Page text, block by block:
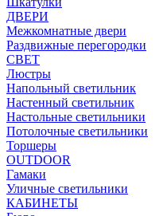
ДВЕРИ
Межкомнатные двери
Раздвижные перегородки
СВЕТ
Люстры
Напольный светильник
Настенный светильник
Настольные светильники
Потолочные светильники
Торшеры
OUTDOOR
Гамаки
Уличные светильники
КАБИНЕТЫ